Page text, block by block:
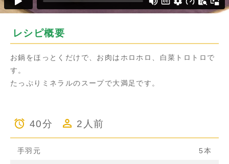
レシピ概要
お鍋をほっとくだけで、お肉はホロホロ、白菜トロトロで
す。
たっぷりミネラルのスープで大満足です。
40分 2人前
手羽元 5本